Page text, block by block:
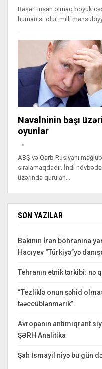
Bəşəri insan olmaq böyük
humanist olur, milli
Navalninin başı
oyunlar
ABŞ və Qərb Rusiyanı
sıralamaqdadır. İndi
üzərində qurulan…
SON YAZILAR
Bakının İran böhranına
Hacıyev “Türkiyə”yə
Tehranın etnik tərkibi: nə
“Tezliklə onun şəhid
təəccüblənmərik”.
Avropanın antimiqrant
ŞƏRH Analitika
Şah İsmayıl niyə bu gün